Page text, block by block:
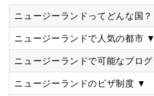
ニュージーランドってどんな国？
ニュージーランドで人気の都市
ニュージーランドで可能なプログ
ニュージーランドのビザ制度 ▼